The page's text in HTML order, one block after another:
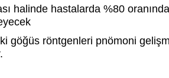
halinde hastalarda %80
göğüs röntgenleri pnömoni